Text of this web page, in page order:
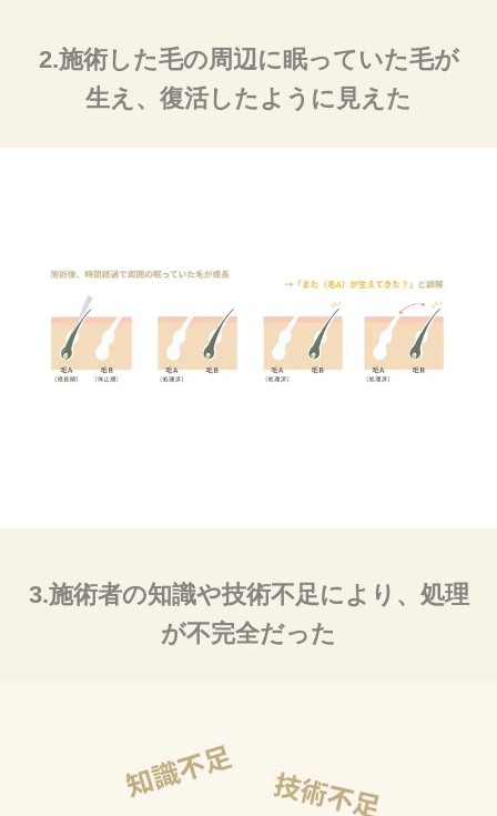
2.施術した毛の周辺に眠っていた毛が
生え、復活したように見えた
3.施術者の知識や技術不足により、処理
が不完全だった